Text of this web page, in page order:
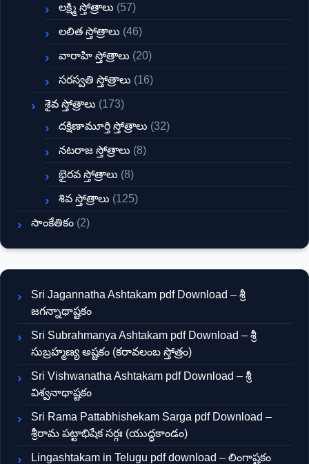
లక్ష్మి స్తోత్రాలు (57)
లలిత స్తోత్రాలు (46)
వారాహి స్తోత్రాలు (20)
సరస్వతి స్తోత్రాలు (16)
శైవ స్తోత్రాలు (173)
దక్షిణామూర్తి స్తోత్రాలు (32)
నటరాజ స్తోత్రాలు (8)
భైరవ స్తోత్రాలు (8)
శివ స్తోత్రాలు (125)
సాంకేతికం (2)
Sri Jagannatha Ashtakam pdf Download – శ్రీ
జగన్నాథాష్టకం
Sri Subrahmanya Ashtakam pdf Download – శ్రీ
సుబ్రహ్మణ్య అష్టకం (కరావలంబ స్తోత్రం)
Sri Vishwanatha Ashtakam pdf Download – శ్రీ
విశ్వనాథాష్టకం
Sri Rama Pattabhishekam Sarga pdf Download –
శ్రీరామ పట్టాభిషేక సర్గః (యుద్ధకాండం)
Lingashtakam in Telugu pdf download – లింగాష్టకం